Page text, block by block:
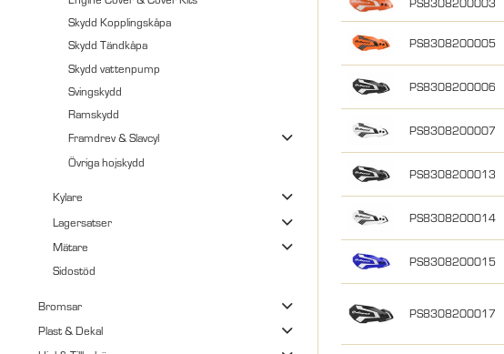
Skydd Kopplingskåpa
Skydd Tändkåpa
Skydd vattenpump
Svingskydd
Ramskydd
Framdrev & Slavcyl
Övriga hojskydd
Kylare
Lagersatser
Mätare
Sidostöd
Bromsar
Plast & Dekal
PS8308200005
PS8308200006
PS8308200007
PS8308200013
PS8308200014
PS8308200015
PS8308200017